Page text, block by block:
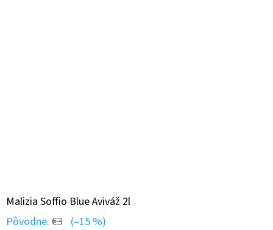
Malizia Soffio Blue Aviváž 2l
Pôvodne: €3 (–15 %)